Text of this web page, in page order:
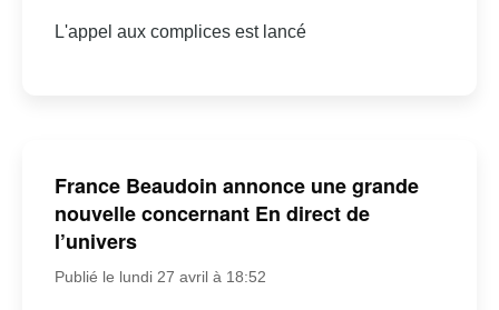
L'appel aux complices est lancé
France Beaudoin annonce une grande
nouvelle concernant En direct de
l’univers
Publié le lundi 27 avril à 18:52